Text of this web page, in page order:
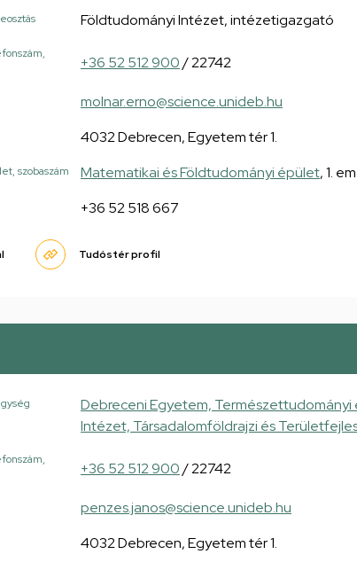
Földtudományi Intézet, intézetigazgató
+36 52 512 900/ 22742
molnar.erno@science.unideb.hu
4032 Debrecen, Egyetem tér 1.
szobaszám Matematikai és Földtudományi épület, 1.
+36 52 518 667
Tudóstér profil
Debreceni Egyetem, Természettudományi
Intézet, Társadalomföldrajzi és
+36 52 512 900/ 22742
penzes.janos@science.unideb.hu
4032 Debrecen, Egyetem tér 1.